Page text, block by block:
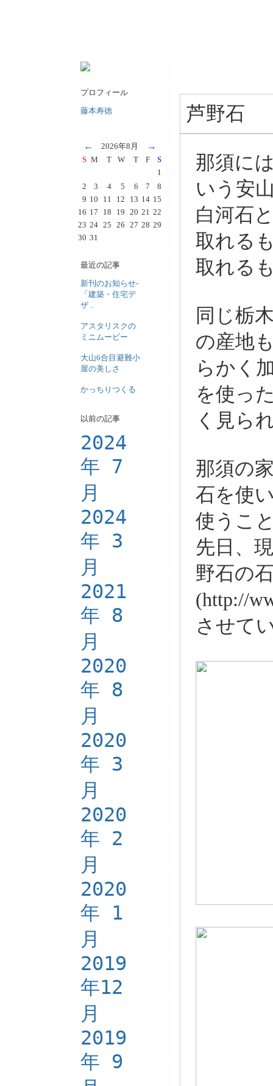
プロフィール
藤本寿徳
← 2026年8月 →
S M T W T F
S
1
2
3 4 5 6 7
8
9 10 11 12 13 14 15
16 17 18 19 20 21 22
23 24 25 26 27 28 29
30 31
最近の記事
新刊のお知らせ-
「建築・住宅デ
ザ ..
アスタリスクの
ミニムービー
大山6合目避難小
屋の美しさ
かっちりつくる
以前の記事
2024
年 7
月
2024
年 3
月
2021
年 8
月
2020
年 8
月
2020
年 3
月
2020
年 2
月
2020
年 1
月
2019
年12
月
2019
年 9
芦野石
那須に
いう安
白河石
取れる
取れる
同じ栃
の産地
らかく
を使っ
く見ら
那須の
石を使
使うこ
先日、
野石の
(http://
させて